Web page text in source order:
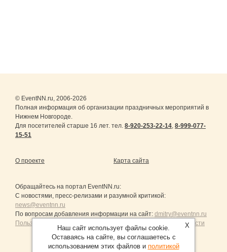
© EventNN.ru, 2006-2026
Полная информация об организации праздничных мероприятий в
Нижнем Новгороде.
Для посетителей старше 16 лет. тел. 8-920-253-22-14, 8-999-077-
15-51
О проекте Карта сайта
Обращайтесь на портал EventNN.ru:
С новостями, пресс-релизами и разумной критикой:
news@eventnn.ru
По вопросам добавления информации на сайт: dmitry@eventnn.ru
Пользовательское Соглашение и политика конфиденциальности
X
Наш сайт использует файлы cookie.
Оставаясь на сайте, вы соглашаетесь с
использованием этих файлов и политикой